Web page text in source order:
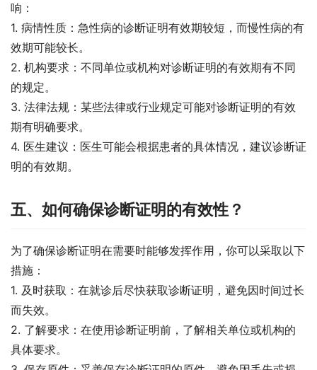
响：
1. 病情性质：急性病的诊断证明有效期较短，而慢性病的有
效期可能较长。
2. 机构要求：不同单位或机构对诊断证明的有效期有不同
的规定。
3. 法律法规：某些法律或行业规定可能对诊断证明的有效
期有明确要求。
4. 医生建议：医生可能会根据患者的具体情况，建议诊断证
明的有效期。
五、如何确保诊断证明的有效性？
为了确保诊断证明在需要时能够发挥作用，你可以采取以下
措施：
1. 及时获取：在就诊后尽快获取诊断证明，避免因时间过长
而失效。
2. 了解要求：在使用诊断证明前，了解相关单位或机构的
具体要求。